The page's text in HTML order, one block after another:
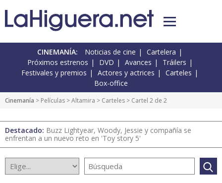
CINEMANÍA: Noticias de cine
Cartelera
Próximos estrenos
DVD Avances
Tráilers
Festivales y premios
Actores y actrices
Carteles
Box-office
Cinemanía > Películas >Altamira > Carteles > Cartel 2 de 2
Destacado: Buzz Lightyear, Woody, Jessie y compañía se
enfrentan a un nuevo reto en 'Toy story 5'